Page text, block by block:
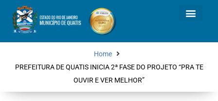
Home
PREFEITURA DE QUATIS INICIA 2ª FASE DO PROJETO “PRA TE
OUVIR E VER MELHOR”